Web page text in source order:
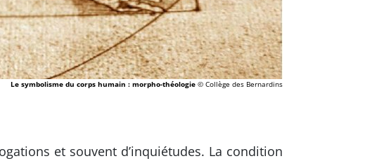
Le symbolisme du corps humain : morpho-théologie © Collège des Bernardins
et souvent d’inquiétudes. La condition